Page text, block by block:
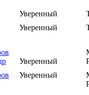
Уверенный
Уверенный
Уверенный
Уверенный